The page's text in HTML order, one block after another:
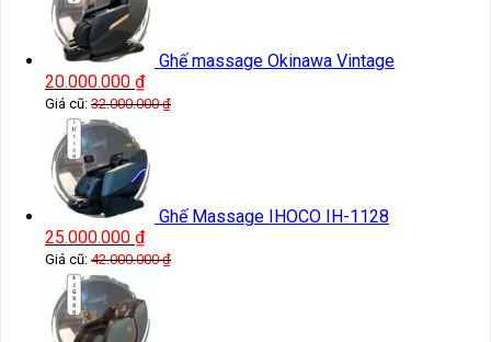
Ghế massage Okinawa Vintage
20.000.000 ₫
Giá cũ: 32.000.000₫
Ghế Massage IHOCO IH-1128
25.000.000 ₫
Giá cũ: 42.000.000₫